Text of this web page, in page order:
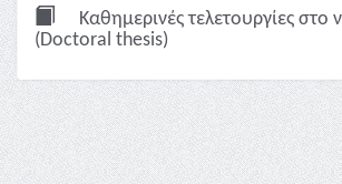
Καθημερινές τελετουργίες στο
(Doctoral thesis)